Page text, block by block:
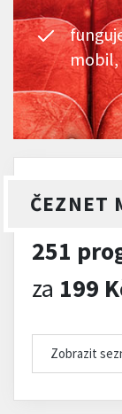
mobil,
ČEZNET
251
za 199
Zobrazit